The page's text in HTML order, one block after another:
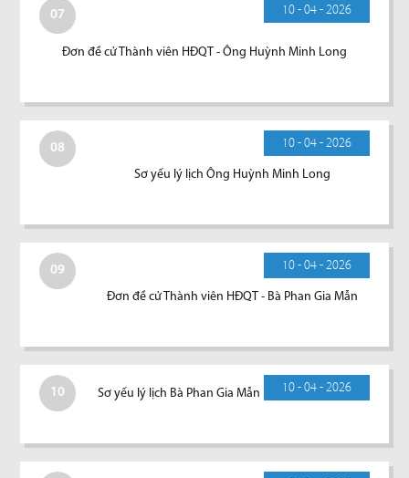
07 10 - 04 - 2026
Đơn đề cử Thành viên HĐQT - Ông Huỳnh Minh Long
08 10 - 04 - 2026
Sơ yếu lý lịch Ông Huỳnh Minh Long
09 10 - 04 - 2026
Đơn đề cử Thành viên HĐQT - Bà Phan Gia Mẫn
10 10 - 04 - 2026
Sơ yếu lý lịch Bà Phan Gia Mẫn